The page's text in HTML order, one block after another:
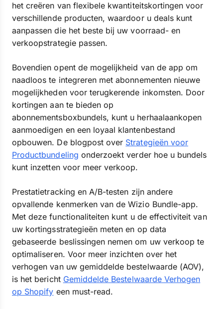
het creëren van flexibele kwantiteitskortingen voor
verschillende producten, waardoor u deals kunt
aanpassen die het beste bij uw voorraad- en
verkoopstrategie passen.
Bovendien opent de mogelijkheid van de app om
naadloos te integreren met abonnementen nieuwe
mogelijkheden voor terugkerende inkomsten. Door
kortingen aan te bieden op
abonnementsboxbundels, kunt u herhaalaankopen
aanmoedigen en een loyaal klantenbestand
opbouwen. De blogpost over Strategieën voor
Productbundeling onderzoekt verder hoe u bundels
kunt inzetten voor meer verkoop.
Prestatietracking en A/B-testen zijn andere
opvallende kenmerken van de Wizio Bundle-app.
Met deze functionaliteiten kunt u de effectiviteit van
uw kortingsstrategieën meten en op data
gebaseerde beslissingen nemen om uw verkoop te
optimaliseren. Voor meer inzichten over het
verhogen van uw gemiddelde bestelwaarde (AOV),
is het bericht Gemiddelde Bestelwaarde Verhogen
op Shopify een must-read.